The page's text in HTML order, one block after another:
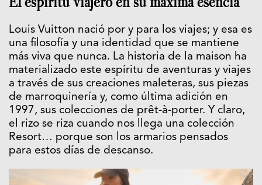
Louis Vuitton nació por y para los viajes; y esa es
una filosofía y una identidad que se mantiene
más viva que nunca. La historia de la maison ha
materializado este espíritu de aventuras y viajes
a través de sus creaciones maleteras, sus piezas
de marroquinería y, como última adición en
1997, sus colecciones de prêt-à-porter. Y claro,
el rizo se riza cuando nos llega una colección
Resort… porque son los armarios pensados
para estos días de descanso.